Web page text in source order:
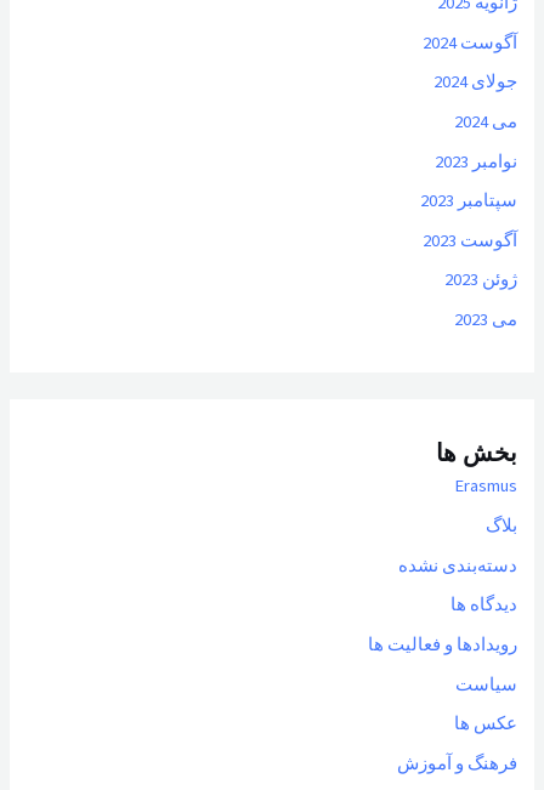
آگوست 2024
جولای 2024
می 2024
نوامبر 2023
سپتامبر 2023
آگوست 2023
ژوئن 2023
می 2023
بخش ها
Erasmus
بلاگ
دسته‌بندی نشده
دیدگاه ها
رویدادها و فعالیت ها
سیاست
عکس ها
فرهنگ و آموزش